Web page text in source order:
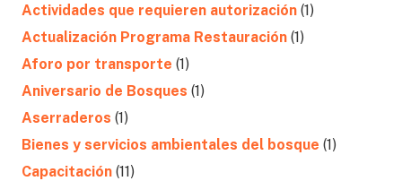
Actividades que requieren autorización (1)
Actualización Programa Restauración (1)
Aforo por transporte (1)
Aniversario de Bosques (1)
Aserraderos (1)
Bienes y servicios ambientales del bosque (1)
Capacitación (11)